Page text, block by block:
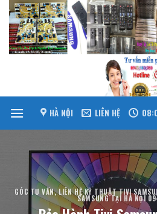
Skip
content
HÀ NỘI LIÊN HỆ
GÓC TƯ VẤN,LIÊN HỆ KỸ THUẬT TIVI
SAMSUNG TẠI HÀ NỘI